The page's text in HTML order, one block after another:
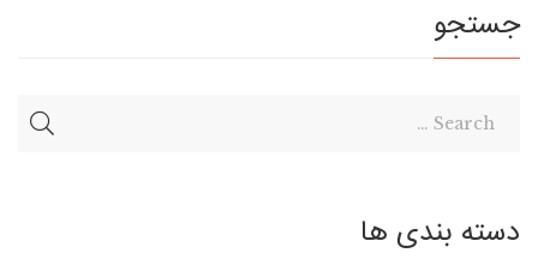
جستجو
دسته بندی ها